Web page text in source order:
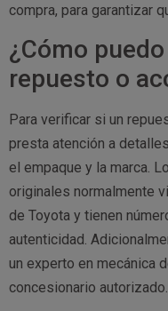
compra, para garantizar
¿Cómo
repuesto o
Para verificar si un
presta atención a
el empaque y la marca.
originales normalmente
de Toyota y tienen
autenticidad.
un experto en mecánica
concesionario autorizado.